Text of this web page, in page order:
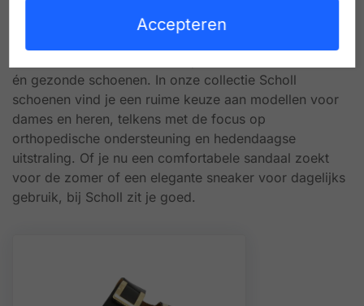
Waarom kiezen voor Scholl?
én gezonde schoenen. In onze collectie Scholl
schoenen vind je een ruime keuze aan modellen voor
dames en heren, telkens met de focus op
orthopedische ondersteuning en hedendaagse
uitstraling. Of je nu een comfortabele sandaal zoekt
voor de zomer of een elegante sneaker voor dagelijks
gebruik, bij Scholl zit je goed.
Accepteren